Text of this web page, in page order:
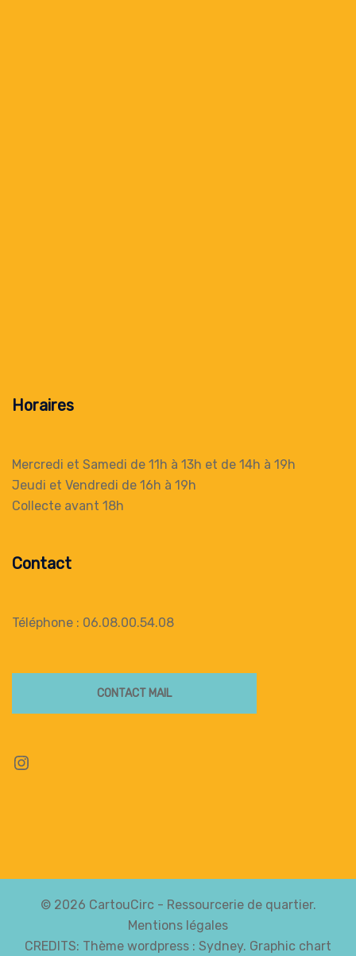
Horaires
Mercredi et Samedi de 11h à 13h et de 14h à 19h
Jeudi et Vendredi de 16h à 19h
Collecte avant 18h
Contact
Téléphone : 06.08.00.54.08
CONTACT MAIL
Instagram
© 2026 CartouCirc - Ressourcerie de quartier.
Mentions légales
CREDITS: Thème wordpress : Sydney. Graphic chart